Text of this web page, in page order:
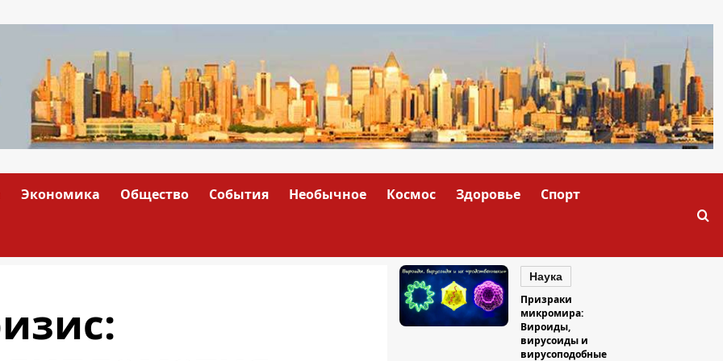
Экономика Общество События Необычное Космос Здоровье Спорт
Наука
Призраки
микромира:
Вироиды,
вирусоиды и
вирусоподобные